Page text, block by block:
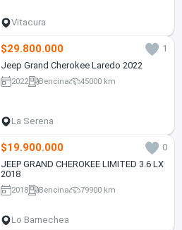
Vitacura
$29.800.000
1
Jeep Grand Cherokee Laredo 2022
2022 Bencina 45000 km
La Serena
$19.900.000
0
JEEP GRAND CHEROKEE LIMITED 3.6 LX
2018
2018 Bencina 79900 km
Lo Barnechea